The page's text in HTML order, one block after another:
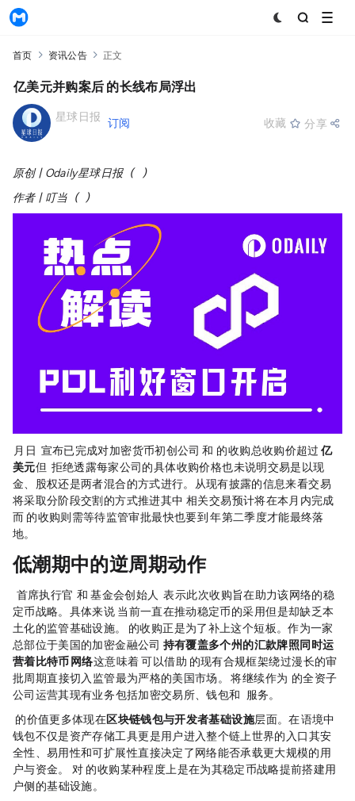
首页 资讯公告 正文
2.5亿美元并购案后，Polygon的长线布局浮出
星球日报 +订阅 收藏 分享
原创 | Odaily星球日报（ ）
作者 | 叮当（ ）
1 月 13 日， Labs 宣布已完成对加密货币初创公司 Coinme 和 Sequence 的收购，总收购价超过 2.5 亿
美元，但 Labs 拒绝透露每家公司的具体收购价格，也未说明交易是以现
金、股权还是两者混合的方式进行。从现有披露的信息来看，交易
将采取分阶段交割的方式推进：其中，Sequence 相关交易预计将在本月内完成，
而 Coinme 的收购则需等待监管审批，最快也要到 2026 年第二季度才能最终落
地。
低潮期中的“逆周期动作”
Labs 首席执行官 Marc Boiron 和 Polygon 基金会创始人 Sandeep Nailwal 表示，此次收购旨在助力该网络的稳
定币战略。具体来说，Polygon 当前一直在推动稳定币的采用，但是却缺乏本
土化的监管基础设施。Coinme 的收购，正是为了补上这个短板。作为一家
总部位于美国的加密金融公司， Coinme 持有覆盖多个州的汇款牌照，同时运
营着比特币ATM 网络，这意味着 Polygon 可以借助 Coinme 的现有合规框架，绕过漫长的审
批周期，直接切入监管最为严格的美国市场。Coinme 将继续作为 Polygon Labs 的全资子
公司运营其现有业务，包括加密交易所、钱包和 -as-a-Service 服务。
Sequence 的价值更多体现在区块链钱包与开发者基础设施层面。在语境中，
钱包不仅是资产存储工具，更是用户进入整个链上世界的入口，其安
全性、易用性和可扩展性，直接决定了网络能否承载更大规模的用
户与资金。Polygon 对 Sequence 的收购，某种程度上是在为其稳定币战略提前搭建“用
户侧”的基础设施。